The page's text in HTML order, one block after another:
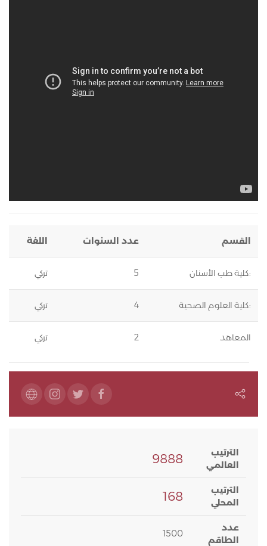
القسم عدد السنوات اللغة
:كلية طب الأسنان 5 تركي
:كلية العلوم الصحية 4 تركي
المعاهد 2 تركي
الترتيب
العالمي
9888
الترتيب
المحلي
168
عدد
الطاقم
1500